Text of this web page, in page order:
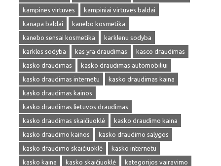
kampines virtuves
kampiniai virtuves baldai
kanapa baldai
kanebo kosmetika
kanebo sensai kosmetika
karklenu sodyba
karkles sodyba
kas yra draudimas
kasco draudimas
kasko draudimas
kasko draudimas automobiliui
kasko draudimas internetu
kasko draudimas kaina
kasko draudimas kainos
kasko draudimas lietuvos draudimas
kasko draudimas skaičiuoklė
kasko draudimo kaina
kasko draudimo kainos
kasko draudimo salygos
kasko draudimo skaičiuoklė
kasko internetu
kasko kaina
kasko skaičiuoklė
kategorijos vairavimo